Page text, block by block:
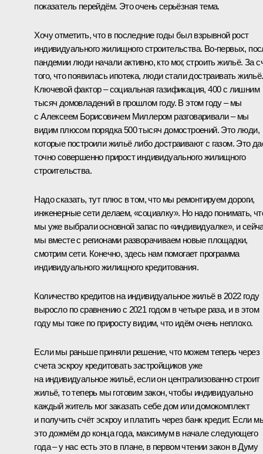
показатель перейдём. Это очень серьёзная тема.
Хочу отметить, что в последние годы был взрывной рост
индивидуального жилищного строительства. Во-первых,
пандемии люди начали активно, кто мог, строить жильё. За
того, что появилась ипотека, люди стали достраивать жильё.
Ключевой фактор ‒ социальная газификация, 400 с лишним
тысяч домовладений в прошлом году. В этом году – мы
с Алексеем Борисовичем Миллером разговаривали – мы
видим плюсом порядка 500 тысяч домостроений. Это люди,
которые построили жильё либо достраивают с газом. Это
точно совершенно прирост индивидуального жилищного
строительства.
Надо сказать, тут плюс в том, что мы ремонтируем дороги,
инженерные сети делаем, «социалку». Но надо понимать,
мы уже выбрали основной запас по «индивидуалке», и
мы вместе с регионами разворачиваем новые площадки,
смотрим сети. Конечно, здесь нам помогает программа
индивидуального жилищного кредитования.
Количество кредитов на индивидуальное жильё в 2022 году
выросло по сравнению с 2021 годом в четыре раза, и в этом
году мы тоже по приросту видим, что идём очень неплохо.
Если мы раньше приняли решение, что можем теперь через
счета эскроу кредитовать застройщиков уже
на индивидуальное жильё, если он централизованно строит
жильё, то теперь мы готовим закон, чтобы индивидуально
каждый житель мог заказать себе дом или домокомплект
и получить счёт эскроу и платить через банк кредит. Если
это дожмём до конца года, максимум в начале следующего
года ‒ у нас есть это в плане, в первом чтении закон в Думу